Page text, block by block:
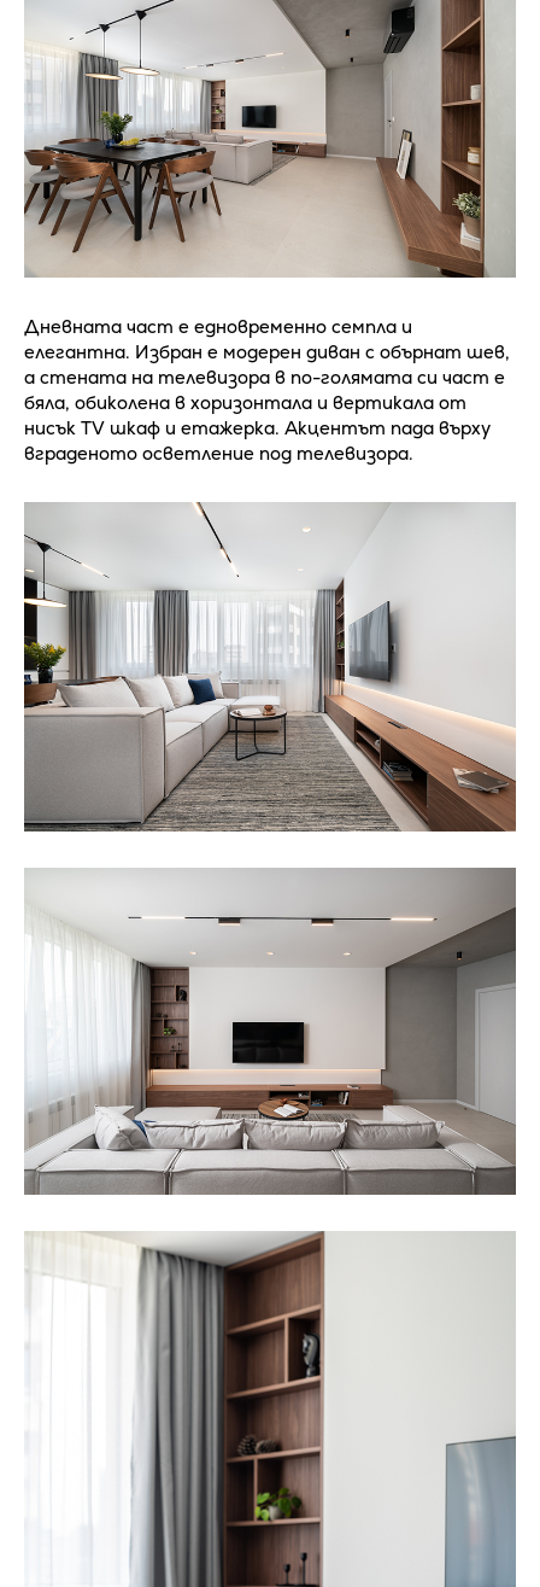
Дневната част е едновременно семпла и
елегантна. Избран е модерен диван с обърнат шев,
а стената на телевизора в по-голямата си част е
бяла, обиколена в хоризонтала и вертикала от
нисък TV шкаф и етажерка. Акцентът пада върху
вграденото осветление под телевизора.